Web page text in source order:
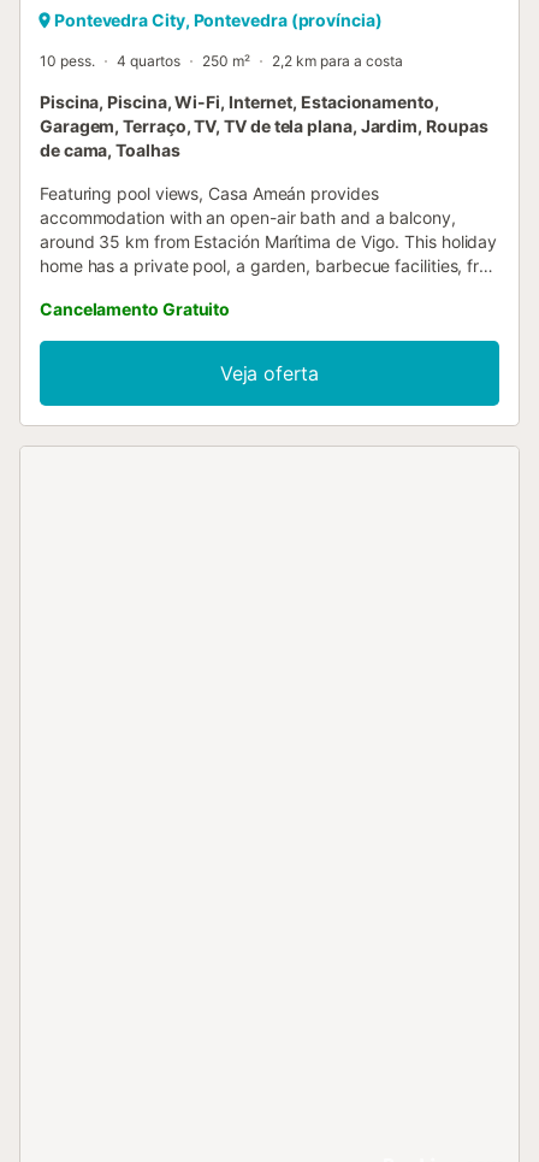
Pontevedra City, Pontevedra (província)
10 pess. 4 quartos 250 m² 2,2 km para a costa
Piscina, Piscina, Wi-Fi, Internet, Estacionamento,
Garagem, Terraço, TV, TV de tela plana, Jardim, Roupas
de cama, Toalhas
Featuring pool views, Casa Ameán provides
accommodation with an open-air bath and a balcony,
around 35 km from Estación Marítima de Vigo. This holiday
home has a private pool, a garden, barbecue facilities, free
Cancelamento Gratuito
Veja oferta